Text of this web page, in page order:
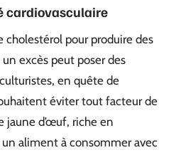
cardiovasculaire
cholestérol pour produire des
excès peut poser des
en quête de
éviter tout facteur de
jaune d’œuf, riche en
aliment à consommer avec